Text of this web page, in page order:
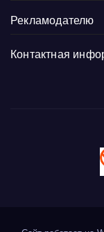
Рекламодателю
Контактная